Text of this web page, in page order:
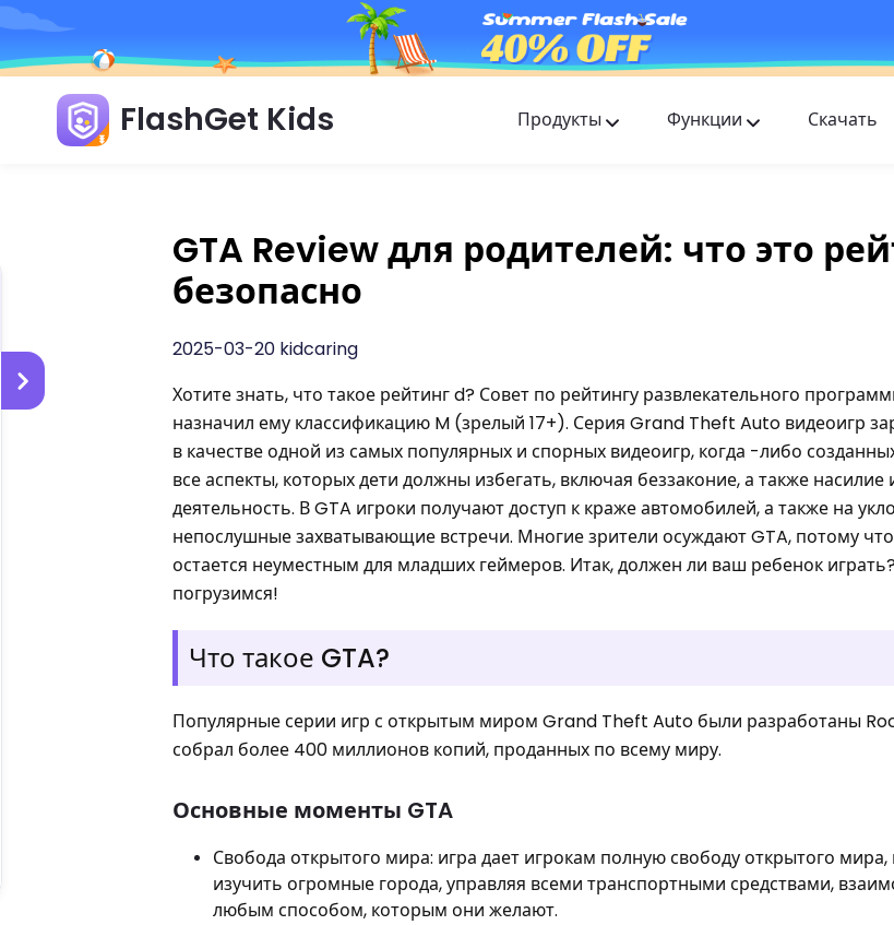
FlashGet Kids Продукты
FlashGet Finder
Функции Скачать
GTA Review для родителей: что это
безопасно
2025-03-20 kidcaring
Хотите знать, что такое рейтинг d? Совет по рейтингу развлекательного
назначил ему классификацию M (зрелый 17+). Серия Grand Theft Auto видеоигр
в качестве одной из самых популярных и спорных видеоигр, когда -либо
все аспекты, которых дети должны избегать, включая беззаконие, а также насилие
деятельность. В GTA игроки получают доступ к краже автомобилей, а также на
непослушные захватывающие встречи. Многие зрители осуждают GTA, потому
остается неуместным для младших геймеров. Итак, должен ли ваш ребенок
погрузимся!
Что такое GTA?
Популярные серии игр с открытым миром Grand Theft Auto были разработаны
собрал более 400 миллионов копий, проданных по всему миру.
Основные моменты GTA
Свобода открытого мира: игра дает игрокам полную свободу открытого
изучить огромные города, управляя всеми транспортными средствами,
любым способом, которым они желают.